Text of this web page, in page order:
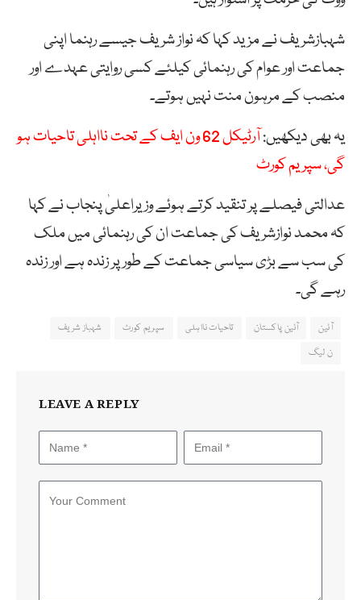
شہبازشریف نے مزید کہا کہ نواز شریف جیسے رہنما اپنی
جماعت اور عوام کی رہنمائی کیلئے کسی روایتی عہدے اور
منصب کے مرہون منت نہیں ہوتے۔
یہ بھی دیکھیں:
آرٹیکل 62 ون ایف کے تحت نااہلی تاحیات ہو
گی، سپریم کورٹ
عدالتی فیصلے پر تنقید کرتے ہوئے وزیراعلیٰ پنجاب نے کہا
کہ محمد نوازشریف کی جماعت ان کی رہنمائی میں ملک
کی سب سے بڑی سیاسی جماعت کے طور پر زندہ ہے اور زندہ
رہے گی۔
آئین آئین پاکستان تاحیات نااہلی سپریم کورٹ
شہباز شریف
ن لیگ
LEAVE A REPLY